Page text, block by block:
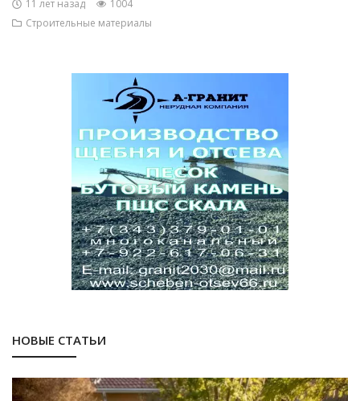
11 лет назад
1004
Строительные материалы
НОВЫЕ СТАТЬИ